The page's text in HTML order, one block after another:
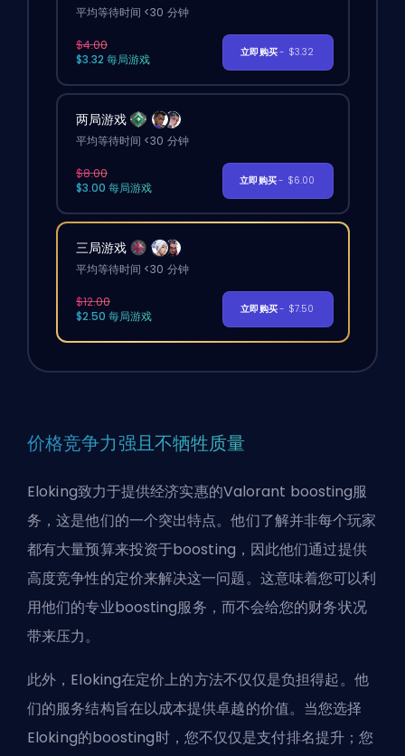
平均等待时间 <30 分钟
$4.00
$3.32 每局游戏
立即购买- $3.32
两局游戏
平均等待时间 <30 分钟
$8.00
$3.00 每局游戏
立即购买- $6.00
三局游戏
平均等待时间 <30 分钟
$12.00
$2.50 每局游戏
立即购买- $7.50
价格竞争力强且不牺牲质量
Eloking致力于提供经济实惠的Valorant boosting服
务，这是他们的一个突出特点。他们了解并非每个玩家
都有大量预算来投资于boosting，因此他们通过提供
高度竞争性的定价来解决这一问题。这意味着您可以利
用他们的专业boosting服务，而不会给您的财务状况
带来压力。
此外，Eloking在定价上的方法不仅仅是负担得起。他
们的服务结构旨在以成本提供卓越的价值。当您选择
Eloking的boosting时，您不仅仅是支付排名提升；您